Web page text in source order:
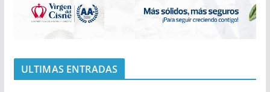
ULTIMAS ENTRADAS